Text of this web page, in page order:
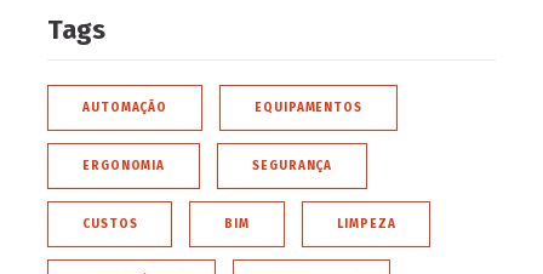
Tags
AUTOMAÇÃO EQUIPAMENTOS
ERGONOMIA SEGURANÇA
CUSTOS BIM LIMPEZA